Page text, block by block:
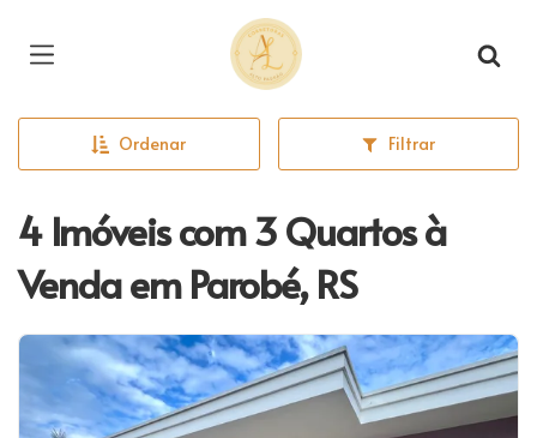
Página inicial
Ordenar Filtrar
4 Imóveis com 3 Quartos à
Venda em Parobé, RS